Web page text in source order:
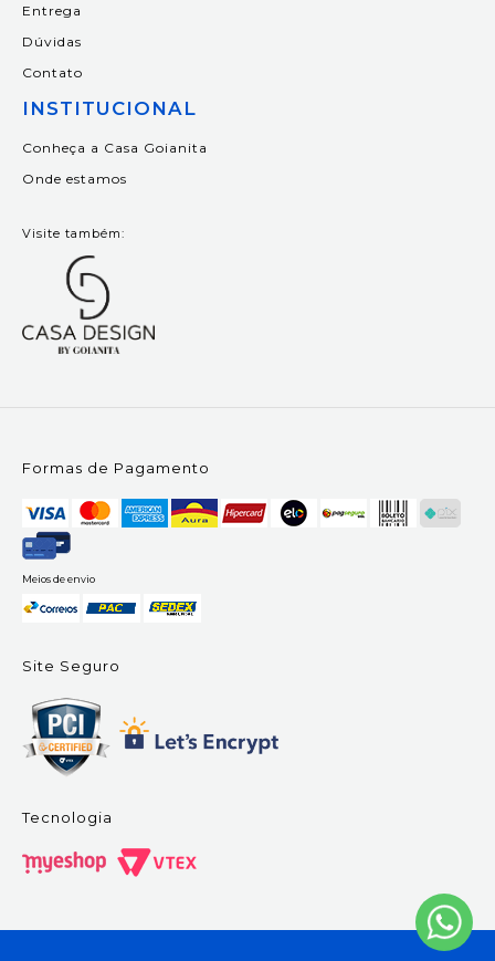
Entrega
Dúvidas
Contato
INSTITUCIONAL
Conheça a Casa Goianita
Onde estamos
Visite também:
Formas de Pagamento
Meios de envio
Site Seguro
Tecnologia